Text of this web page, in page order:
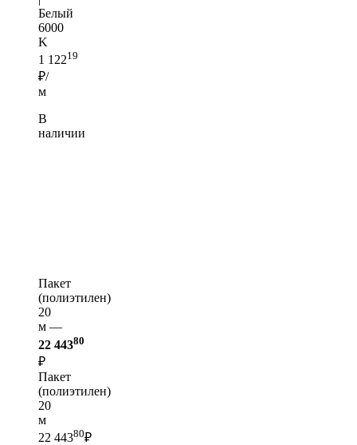
Белый
6000
K
1 12219
₽/
м
В
наличии
Пакет
(полиэтилен)
20
м —
22 44380
₽
Пакет
(полиэтилен)
20
м
22 44380₽